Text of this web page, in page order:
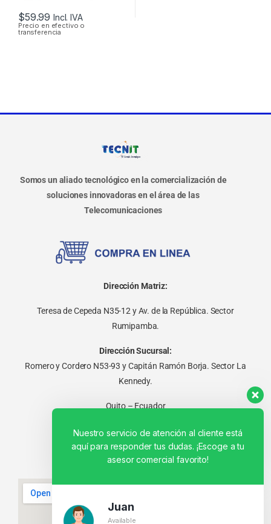
$59.99 Incl. IVA
Precio en efectivo o
transferencia
Somos un aliado tecnológico en la comercialización de
soluciones innovadoras en el área de las
Telecomunicaciones
Dirección Matriz:
Teresa de Cepeda N35-12 y Av. de la República. Sector
Rumipamba.
Dirección Sucursal:
Romero y Cordero N53-93 y Capitán Ramón Borja. Sector La
Kennedy.
Quito – Ecuador
Nuestro servicio de atención al cliente está
aquí para responder tus dudas. ¡Escoge a tu
asesor comercial favorito!
Juan
Available